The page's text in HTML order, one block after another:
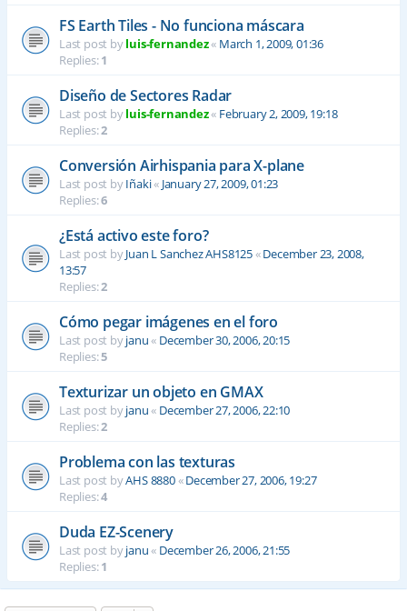
FS Earth Tiles - No funciona máscara
Last post byluis-fernandez« March 1, 2009, 01:36
Replies:1
Diseño de Sectores Radar
Last post byluis-fernandez« February 2, 2009, 19:18
Replies:2
Conversión Airhispania para X-plane
Last post byIñaki« January 27, 2009, 01:23
Replies:6
¿Está activo este foro?
Last post byJuan L Sanchez AHS8125«December 23, 2008,
13:57
Replies:2
Cómo pegar imágenes en el foro
Last post byjanu« December 30, 2006, 20:15
Replies:5
Texturizar un objeto en GMAX
Last post byjanu« December 27, 2006, 22:10
Replies:2
Problema con las texturas
Last post byAHS 8880«December 27, 2006, 19:27
Replies:4
Duda EZ-Scenery
Last post byjanu« December 26, 2006, 21:55
Replies:1